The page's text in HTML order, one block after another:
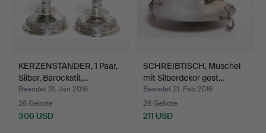
KERZENSTÄNDER, 1 Paar,
Silber, Barockstil,…
Beendet 31. Jan 2016
26 Gebote
306 USD
SCHREIBTISCH, Muschel
mit Silberdekor gest…
Beendet 21. Feb 2016
26 Gebote
211 USD